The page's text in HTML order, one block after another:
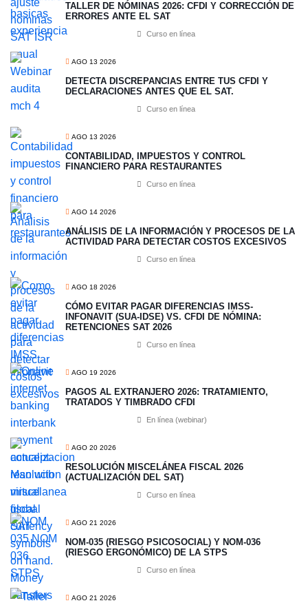
TALLER DE NÓMINAS 2026: CFDI Y CORRECCIÓN DE
ERRORES ANTE EL SAT
Curso en línea
AGO 13 2026
​DETECTA DISCREPANCIAS ENTRE TUS CFDI Y
DECLARACIONES ANTES QUE EL SAT.
Curso en línea
AGO 13 2026
CONTABILIDAD, IMPUESTOS Y CONTROL
FINANCIERO PARA RESTAURANTES
Curso en línea
AGO 14 2026
ANÁLISIS DE LA INFORMACIÓN Y PROCESOS DE LA
ACTIVIDAD PARA DETECTAR COSTOS EXCESIVOS
Curso en línea
AGO 18 2026
CÓMO EVITAR PAGAR DIFERENCIAS IMSS-
INFONAVIT (SUA-IDSE) VS. CFDI DE NÓMINA:
RETENCIONES SAT 2026
Curso en línea
AGO 19 2026
PAGOS AL EXTRANJERO 2026: TRATAMIENTO,
TRATADOS Y TIMBRADO CFDI
En línea (webinar)
AGO 20 2026
RESOLUCIÓN MISCELÁNEA FISCAL 2026
(ACTUALIZACIÓN DEL SAT)
Curso en línea
AGO 21 2026
NOM-035 (RIESGO PSICOSOCIAL) Y NOM-036
(RIESGO ERGONÓMICO) DE LA STPS
Curso en línea
AGO 21 2026